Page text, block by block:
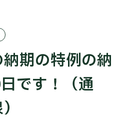
期の特例の納
です！（通